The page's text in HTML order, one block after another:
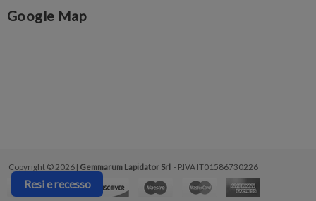
Google Map
Copyright © 2026 | Gemmarum Lapidator Srl - P.IVA IT01586730226
Resi e recesso